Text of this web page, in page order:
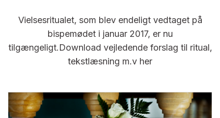
Vielsesritualet, som blev endeligt vedtaget på
bispemødet i januar 2017, er nu
tilgængeligt.Download vejledende forslag til ritual,
tekstlæsning m.v her